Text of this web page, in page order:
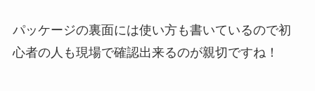
パッケージの裏面には使い方も書いているので初
心者の人も現場で確認出来るのが親切ですね！